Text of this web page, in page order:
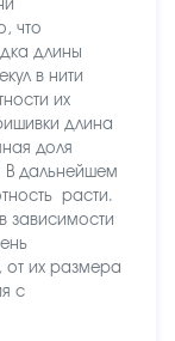
что
длины
в нити
их
длина
доля
В дальнейшем
 расти.
зависимости
от их размера
с